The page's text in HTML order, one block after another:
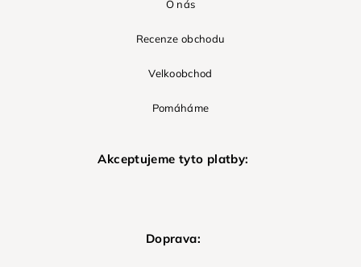
O nás
Recenze obchodu
Velkoobchod
Pomáháme
Akceptujeme tyto platby:
Doprava: